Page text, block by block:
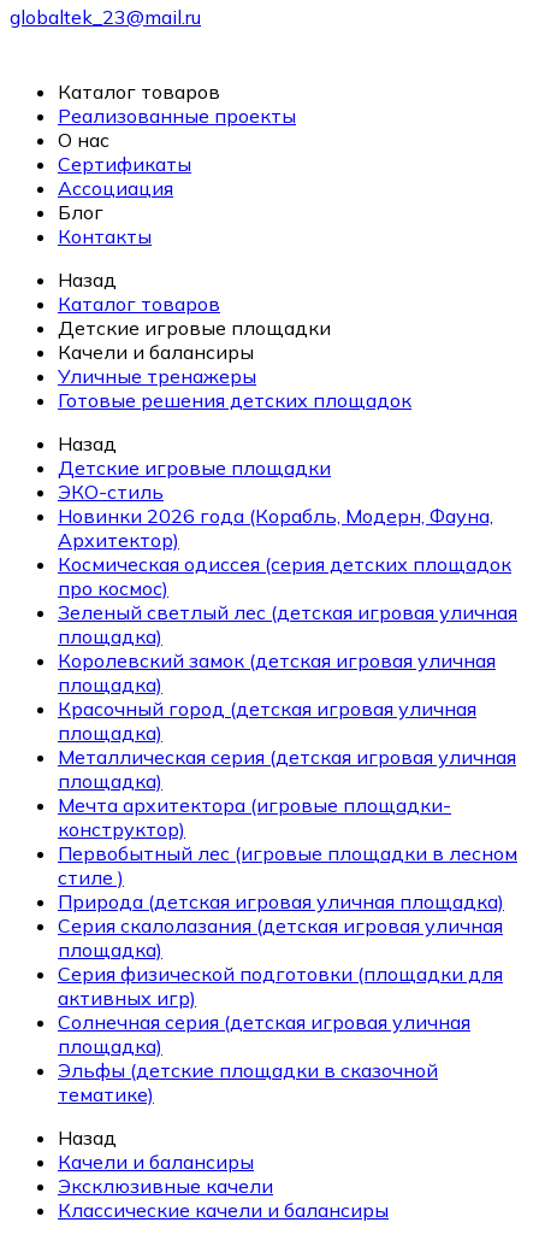
globaltek_23@mail.ru
Каталог товаров
Реализованные проекты
О нас
Сертификаты
Ассоциация
Блог
Контакты
Назад
Каталог товаров
Детские игровые площадки
Качели и балансиры
Уличные тренажеры
Готовые решения детских площадок
Назад
Детские игровые площадки
ЭКО-стиль
Новинки 2026 года (Корабль, Модерн, Фауна,
Архитектор)
Космическая одиссея (серия детских площадок
про космос)
Зеленый светлый лес (детская игровая уличная
площадка)
Королевский замок (детская игровая уличная
площадка)
Красочный город (детская игровая уличная
площадка)
Металлическая серия (детская игровая уличная
площадка)
Мечта архитектора (игровые площадки-
конструктор)
Первобытный лес (игровые площадки в лесном
стиле )
Природа (детская игровая уличная площадка)
Серия скалолазания (детская игровая уличная
площадка)
Серия физической подготовки (площадки для
активных игр)
Солнечная серия (детская игровая уличная
площадка)
Эльфы (детские площадки в сказочной
тематике)
Назад
Качели и балансиры
Эксклюзивные качели
Классические качели и балансиры